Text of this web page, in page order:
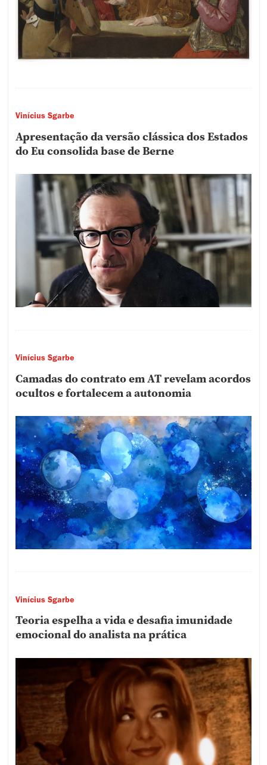
Vinícius Sgarbe
Apresentação da versão clássica dos Estados
do Eu consolida base de Berne
Vinícius Sgarbe
Camadas do contrato em AT revelam acordos
ocultos e fortalecem a autonomia
Vinícius Sgarbe
Teoria espelha a vida e desafia imunidade
emocional do analista na prática